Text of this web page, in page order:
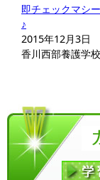
即チェックマシ
♪
2015年12月3日
香川西部養護学校